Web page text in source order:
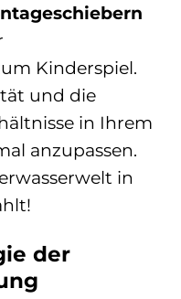
Kinderspiel.
und die
in Ihrem
anzupassen.
in
der